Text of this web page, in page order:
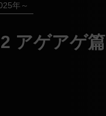
年～
アゲアゲ篇